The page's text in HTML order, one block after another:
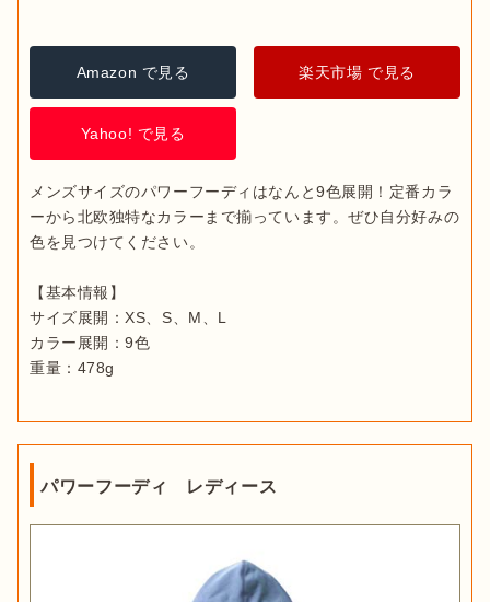
Amazon で見る 楽天市場 で見る
Yahoo! で見る
メンズサイズのパワーフーディはなんと9色展開！定番カラ
ーから北欧独特なカラーまで揃っています。ぜひ自分好みの
色を見つけてください。
【基本情報】
サイズ展開：XS、S、M、L
カラー展開：9色
重量：478g
パワーフーディ レディース